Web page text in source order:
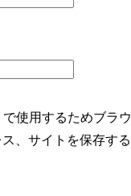
使用するためブラ
、サイトを保存する